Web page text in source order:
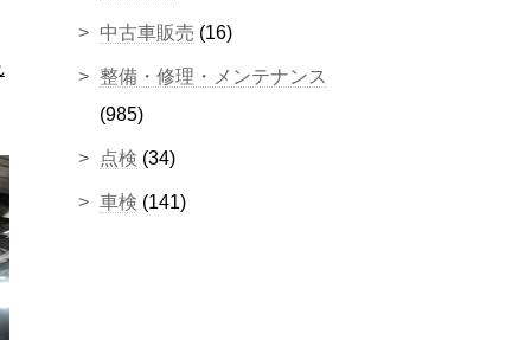
中古車販売 (16)
整備・修理・メンテナンス
(985)
点検 (34)
車検 (141)